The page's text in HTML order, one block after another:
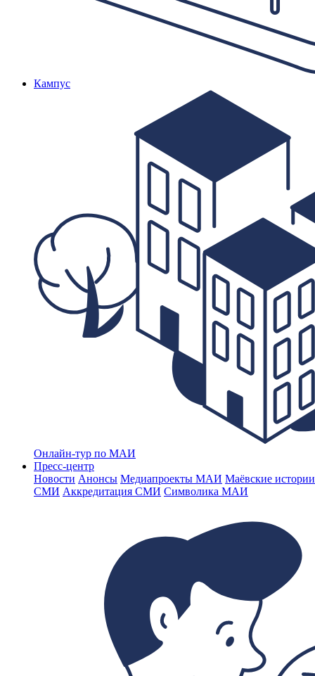
Кампус
Онлайн-тур по МАИ
Пресс-центр
Новости Анонсы Медиапроекты МАИ Маёвские
СМИ Аккредитация СМИ Символика МАИ